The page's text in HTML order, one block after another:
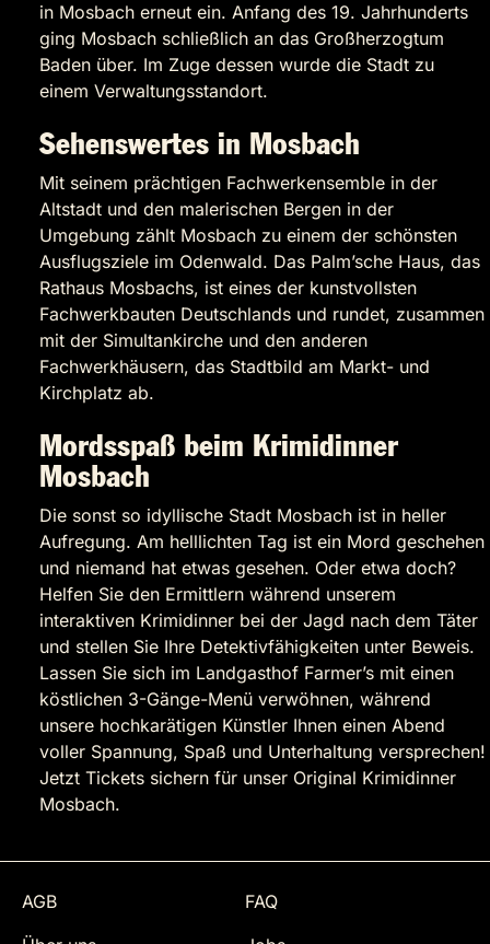
in Mosbach erneut ein. Anfang des 19. Jahrhunderts
ging Mosbach schließlich an das Großherzogtum
Baden über. Im Zuge dessen wurde die Stadt zu
einem Verwaltungsstandort.
Sehenswertes in Mosbach
Mit seinem prächtigen Fachwerkensemble in der
Altstadt und den malerischen Bergen in der
Umgebung zählt Mosbach zu einem der schönsten
Ausflugsziele im Odenwald. Das Palm’sche Haus, das
Rathaus Mosbachs, ist eines der kunstvollsten
Fachwerkbauten Deutschlands und rundet, zusammen
mit der Simultankirche und den anderen
Fachwerkhäusern, das Stadtbild am Markt- und
Kirchplatz ab.
Mordsspaß beim Krimidinner
Mosbach
Die sonst so idyllische Stadt Mosbach ist in heller
Aufregung. Am helllichten Tag ist ein Mord geschehen
und niemand hat etwas gesehen. Oder etwa doch?
Helfen Sie den Ermittlern während unserem
interaktiven Krimidinner bei der Jagd nach dem Täter
und stellen Sie Ihre Detektivfähigkeiten unter Beweis.
Lassen Sie sich im Landgasthof Farmer’s mit einen
köstlichen 3-Gänge-Menü verwöhnen, während
unsere hochkarätigen Künstler Ihnen einen Abend
voller Spannung, Spaß und Unterhaltung versprechen!
Jetzt Tickets sichern für unser Original Krimidinner
Mosbach.
AGB
FAQ